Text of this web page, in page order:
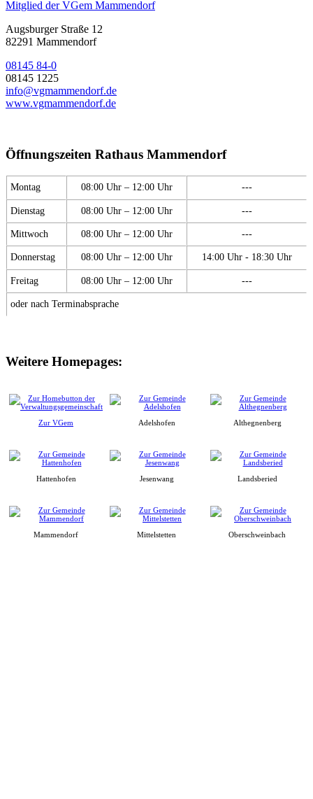
Mitglied der VGem Mammendorf
Augsburger Straße 12
82291 Mammendorf
08145 84-0
08145 1225
info@vgmammendorf.de
www.vgmammendorf.de
Öffnungszeiten Rathaus Mammendorf
Montag 08:00 Uhr – 12:00 Uhr ---
Dienstag 08:00 Uhr – 12:00 Uhr ---
Mittwoch 08:00 Uhr – 12:00 Uhr ---
Donnerstag 08:00 Uhr – 12:00 Uhr 14:00 Uhr - 18:30 Uhr
Freitag 08:00 Uhr – 12:00 Uhr ---
oder nach Terminabsprache
Weitere Homepages:
Zur VGem Adelshofen Althegnenberg
Hattenhofen Jesenwang Landsberied
Mammendorf Mittelstetten Oberschweinbach